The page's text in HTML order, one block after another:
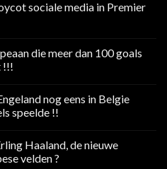
sociale media in Premier
die meer dan 100 goals
!!!
nog eens in Belgie
speelde !!
Haaland, de nieuwe
velden ?